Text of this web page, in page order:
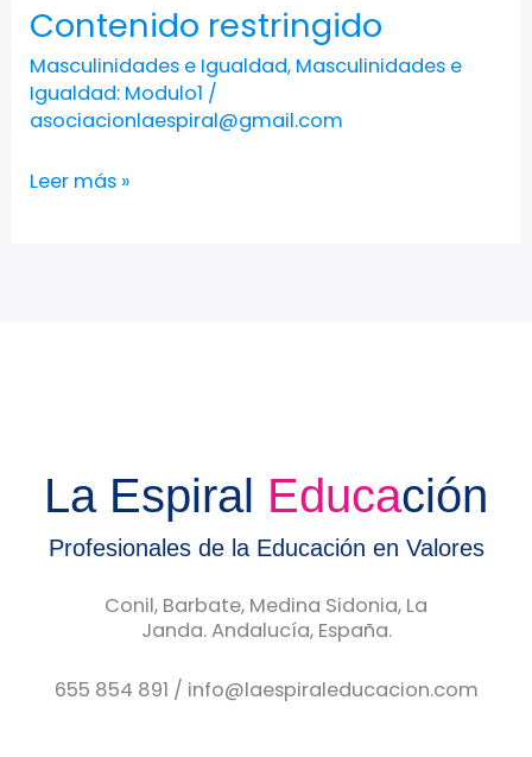
Contenido restringido
Masculinidades e Igualdad, Masculinidades e
Igualdad: Modulo1 /
asociacionlaespiral@gmail.com
Contenido
restringido
Leer más »
La Espiral Educación
Profesionales de la Educación en Valores
Conil, Barbate, Medina Sidonia, La
Janda. Andalucía, España.
655 854 891 / info@laespiraleducacion.com